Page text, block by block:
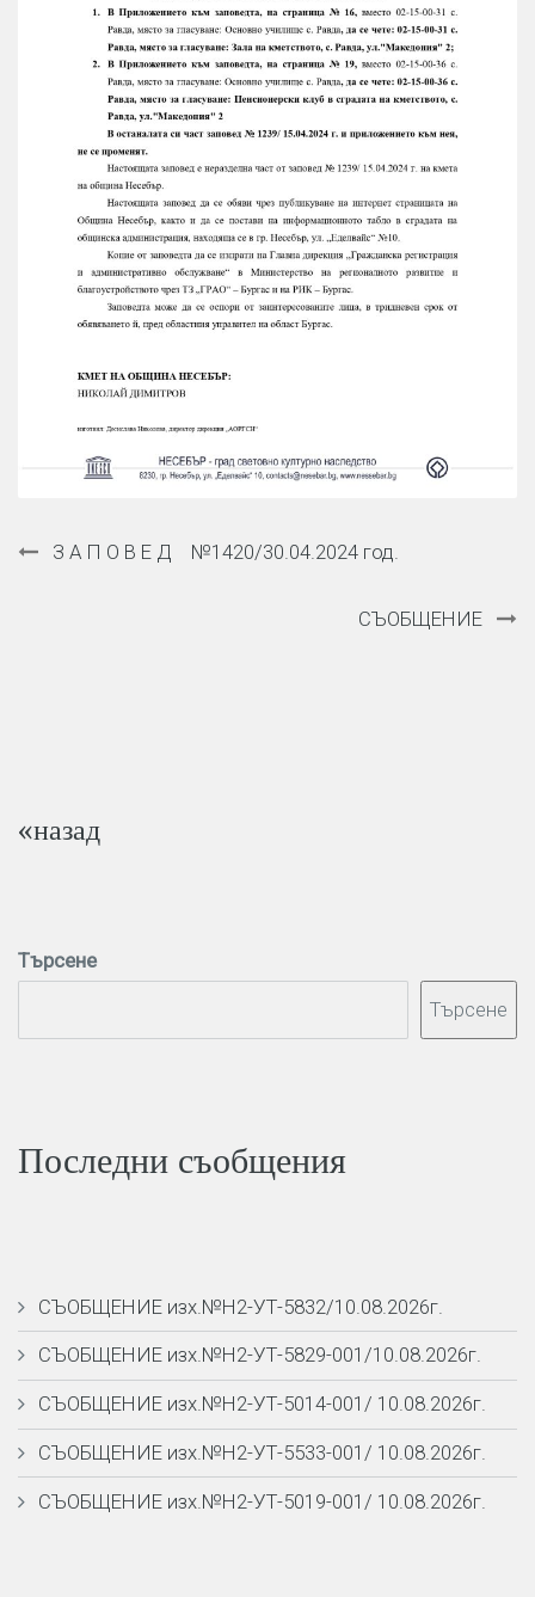
Навигация
З А П О В Е Д №1420/30.04.2024 год.
СЪОБЩЕНИЕ
«назад
Търсене
Търсене
Последни съобщения
СЪОБЩЕНИЕ изх.№Н2-УТ-5832/10.08.2026г.
СЪОБЩЕНИЕ изх.№Н2-УТ-5829-001/10.08.2026г.
СЪОБЩЕНИЕ изх.№Н2-УТ-5014-001/ 10.08.2026г.
СЪОБЩЕНИЕ изх.№Н2-УТ-5533-001/ 10.08.2026г.
СЪОБЩЕНИЕ изх.№Н2-УТ-5019-001/ 10.08.2026г.